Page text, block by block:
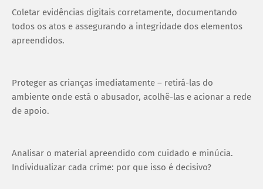
Coletar evidências digitais corretamente, documentando
todos os atos e assegurando a integridade dos elementos
apreendidos.
Proteger as crianças imediatamente – retirá-las do
ambiente onde está o abusador, acolhê-las e acionar a rede
de apoio.
Analisar o material apreendido com cuidado e minúcia.
Individualizar cada crime: por que isso é decisivo?